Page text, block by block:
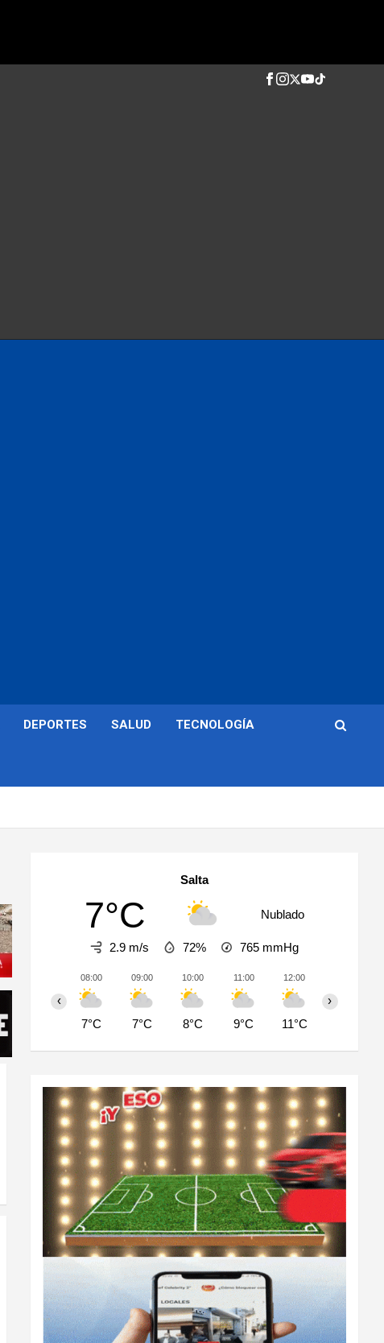
DEPORTES SALUD TECNOLOGÍA
Salta
7°C Nublado
2.9 m/s 72% 765 mmHg
08:00
7°C
09:00
7°C
10:00
8°C
11:00
9°C
12:00
11°C
‹ ›